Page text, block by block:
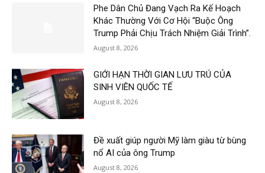
Phe Dân Chủ Đang Vạch Ra Kế Hoạch
Khác Thường Với Cơ Hội “Buộc Ông
Trump Phải Chịu Trách Nhiệm Giải Trình”.
August 8, 2026
GIỚI HẠN THỜI GIAN LƯU TRÚ CỦA
SINH VIÊN QUỐC TẾ
August 8, 2026
Đề xuất giúp người Mỹ làm giàu từ bùng
nổ AI của ông Trump
August 8, 2026